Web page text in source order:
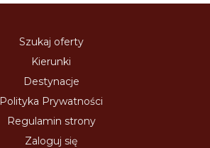
Szukaj oferty
Kierunki
Destynacje
Polityka Prywatności
Regulamin strony
Zaloguj się